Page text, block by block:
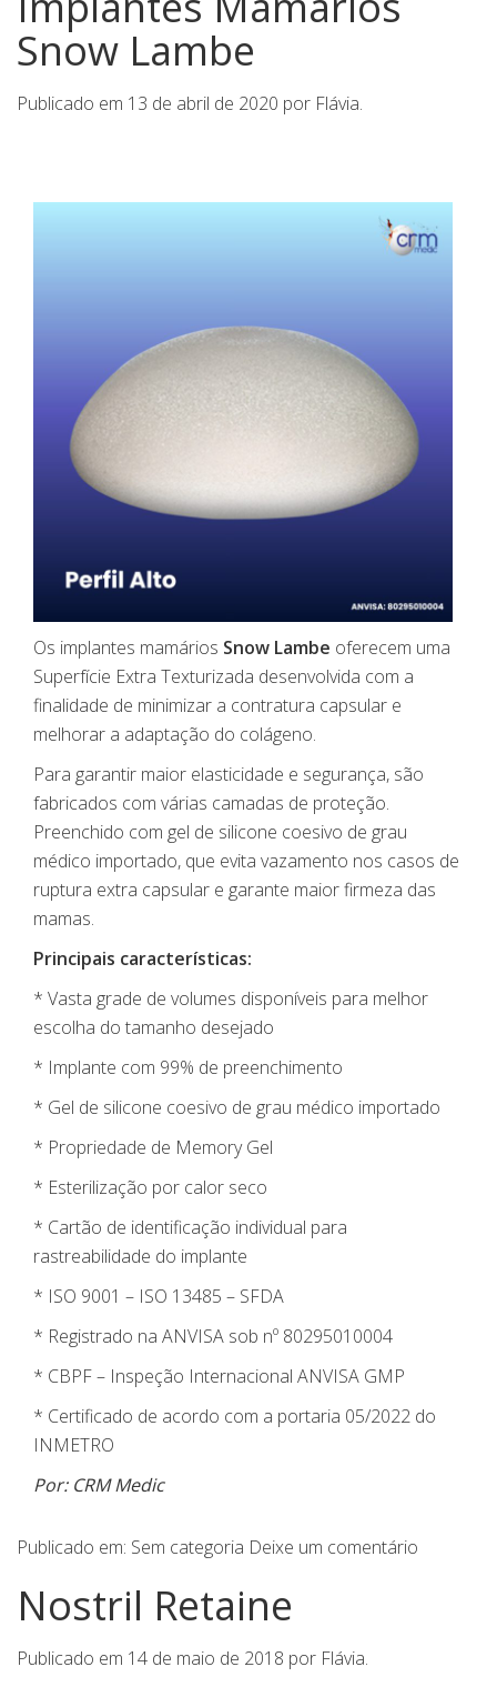
Snow Lambe
Publicado em 13 de abril de 2020 por Flávia.
Os implantes mamários Snow Lambe oferecem uma
Superfície Extra Texturizada desenvolvida com a
finalidade de minimizar a contratura capsular e
melhorar a adaptação do colágeno.
Para garantir maior elasticidade e segurança, são
fabricados com várias camadas de proteção.
Preenchido com gel de silicone coesivo de grau
médico importado, que evita vazamento nos casos de
ruptura extra capsular e garante maior firmeza das
mamas.
Principais características:
* Vasta grade de volumes disponíveis para melhor
escolha do tamanho desejado
* Implante com 99% de preenchimento
* Gel de silicone coesivo de grau médico importado
* Propriedade de Memory Gel
* Esterilização por calor seco
* Cartão de identificação individual para
rastreabilidade do implante
* ISO 9001 – ISO 13485 – SFDA
* Registrado na ANVISA sob nº 80295010004
* CBPF – Inspeção Internacional ANVISA GMP
* Certificado de acordo com a portaria 05/2022 do
INMETRO
Por: CRM Medic
Publicado em: Sem categoria Deixe um comentário
Nostril Retaine
Publicado em 14 de maio de 2018 por Flávia.